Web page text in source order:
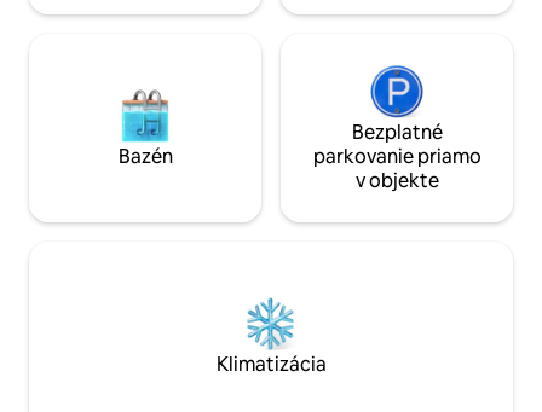
Bazén
Bezplatné
parkovanie priamo
v objekte
Klimatizácia